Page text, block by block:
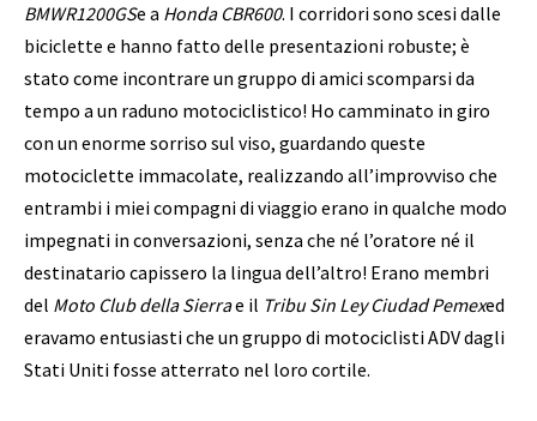
BMWR1200GSe a Honda CBR600. I corridori sono scesi dalle
biciclette e hanno fatto delle presentazioni robuste; è
stato come incontrare un gruppo di amici scomparsi da
tempo a un raduno motociclistico! Ho camminato in giro
con un enorme sorriso sul viso, guardando queste
motociclette immacolate, realizzando all’improvviso che
entrambi i miei compagni di viaggio erano in qualche modo
impegnati in conversazioni, senza che né l’oratore né il
destinatario capissero la lingua dell’altro! Erano membri
del Moto Club della Sierrae il Tribu Sin Ley Ciudad Pemexed
eravamo entusiasti che un gruppo di motociclisti ADV dagli
Stati Uniti fosse atterrato nel loro cortile.